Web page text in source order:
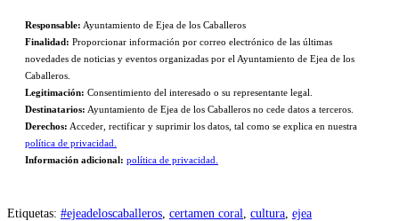
Responsable: Ayuntamiento de Ejea de los Caballeros
Finalidad: Proporcionar información por correo electrónico de las últimas
novedades de noticias y eventos organizadas por el Ayuntamiento de Ejea de los
Caballeros.
Legitimación: Consentimiento del interesado o su representante legal.
Destinatarios: Ayuntamiento de Ejea de los Caballeros no cede datos a terceros.
Derechos: Acceder, rectificar y suprimir los datos, tal como se explica en nuestra
política de privacidad.
Información adicional: política de privacidad.
Etiquetas: #ejeadeloscaballeros certamen coral cultura ejea